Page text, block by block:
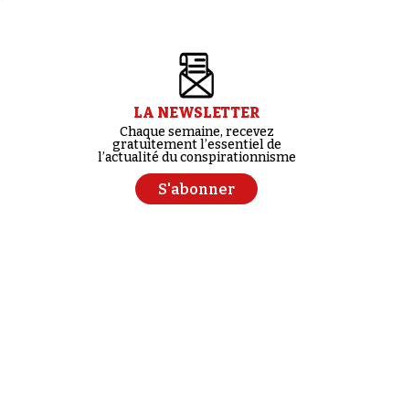
LA NEWSLETTER
Chaque semaine, recevez
gratuitement l’essentiel de
l’actualité du conspirationnisme
S'abonner